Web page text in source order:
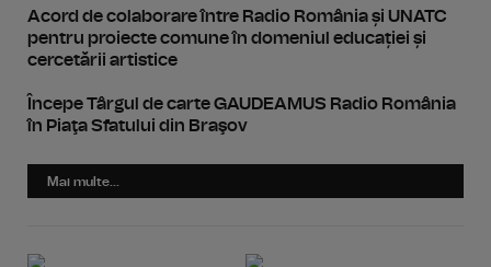
Acord de colaborare între Radio România și UNATC
pentru proiecte comune în domeniul educației și
cercetării artistice
Începe Târgul de carte GAUDEAMUS Radio România
în Piaţa Sfatului din Braşov
Mai multe...